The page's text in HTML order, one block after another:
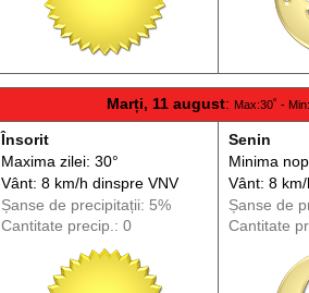
Marți, 11 august: Max:30˚ - Min
Însorit
Maxima zilei: 30°
Vânt: 8 km/h dinspreVNV
Șanse de precipitații: 5%
Cantitate precip.: 0
Senin
Minima
Vânt: 8
Șanse de
Cantitate